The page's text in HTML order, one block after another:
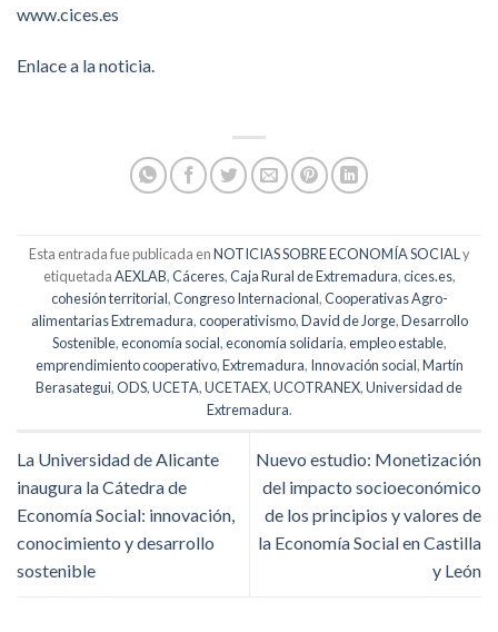
www.cices.es
Enlace a la noticia.
Esta entrada fue publicada enNOTICIAS SOBRE ECONOMÍA SOCIALy
etiquetadaAEXLAB,Cáceres,Caja Rural de Extremadura,cices.es,
cohesión territorial,Congreso Internacional,Cooperativas Agro-
alimentarias Extremadura,cooperativismo,David de Jorge,Desarrollo
Sostenible,economía social,economía solidaria,empleo estable,
emprendimiento cooperativo,Extremadura, Innovación social,Martín
Berasategui,ODS,UCETA,UCETAEX,UCOTRANEX,Universidad de
Extremadura.
La Universidad de Alicante
inaugura la Cátedra de
Economía Social: innovación,
conocimiento y desarrollo
sostenible
Nuevo estudio: Monetización
del impacto socioeconómico
de los principios y valores de
la Economía Social en Castilla
y León